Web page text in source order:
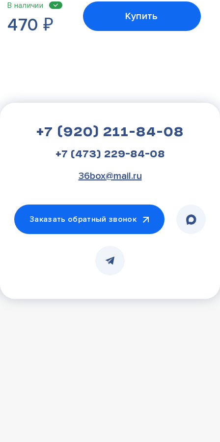
В наличии
470 ₽ Купить
+7 (920) 211-84-08
+7 (473) 229-84-08
36box@mail.ru
Заказать обратный звонок